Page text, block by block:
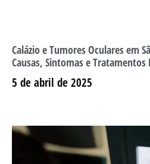
Calázio e Tumores Oculares em
Causas, Sintomas e Tratamentos
5 de abril de 2025